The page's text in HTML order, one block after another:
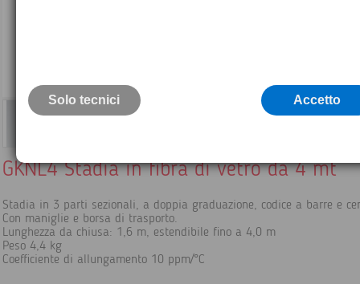
GKNL4 Stadia in fibra di vetro da 4 mt
Stadia in 3 parti sezionali, a doppia graduazione, codice a barre e
Con maniglie e borsa di trasporto.
Lunghezza da chiusa: 1,6 m, estendibile fino a 4,0 m
Peso 4,4 kg
Coefficiente di allungamento 10 ppm/°C
Solo tecnici Accetto